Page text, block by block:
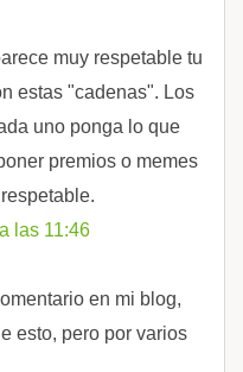
muy respetable tu
estas "cadenas". Los
uno ponga lo que
premios o memes
las 11:46
en mi blog,
esto, pero por varios